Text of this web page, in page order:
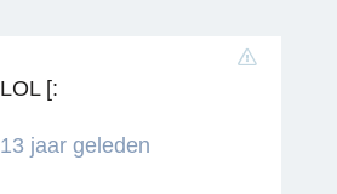
LOL [:
13 jaar geleden